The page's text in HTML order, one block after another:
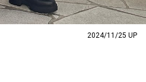
2024/11/25 UP